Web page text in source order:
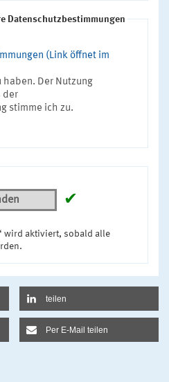
Datenschutzbestimmungen
(Link öffnet im
haben. Der Nutzung
der
stimme ich zu.
✔
wird aktiviert, sobald alle
teilen
Per E-Mail teilen